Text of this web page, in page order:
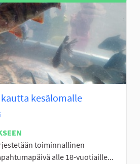
kesälomalle
toiminnallinen
alle 18-vuotiaille...